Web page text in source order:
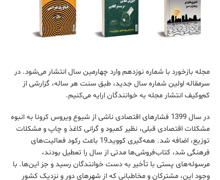
مجله بازخورد با شماره نوزدهم وارد چهارمین سال انتشار می‌شود. در
سرمقاله اولین شماره سال جدید، طبق سنت هر ساله، گزارشی از
کم‌وکیف انتشار مجله به خوانندگان ارایه می‌کنیم.
در سال 1399 فشارهای اقتصادی ناشی از شیوع ویروس کرونا به انبوه
مشکلات اقتصادی قبلی، نظیر کمبود و گرانی کاغذ و چاپ و مشکلات
توزیع، اضافه شد.‌ همه‌گیری کوویدـ19 باعث رکود فعالیت‌های
فرهنگی شد، کتاب‌فروشی‌ها مدتی از سال را تعطیل بودند،
مرسوله‌های پستی با تأخیر به دست خوانندگان ‌رسید و جز این‌ها. با
وجود این، مشترکان و مخاطبانی که از شهرهای دور و نزدیک کشور